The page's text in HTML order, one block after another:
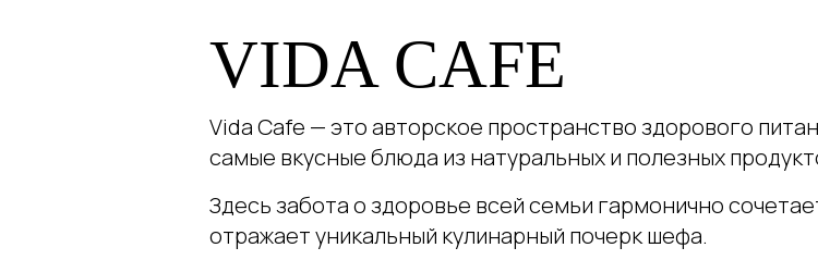
VIDA CAFE
Vida Cafe — это авторское пространство здорового
самые вкусные блюда из натуральных и полезных
Здесь забота о здоровье всей семьи гармонично
отражает уникальный кулинарный почерк шефа.